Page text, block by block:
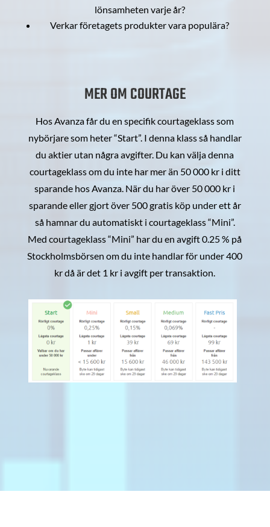
lönsamheten varje år?
Verkar företagets produkter vara populära?
MER OM COURTAGE
Hos Avanza får du en specifik courtageklass som
nybörjare som heter “Start”. I denna klass så handlar
du aktier utan några avgifter. Du kan välja denna
courtageklass om du inte har mer än 50 000 kr i ditt
sparande hos Avanza. När du har över 50 000 kr i
sparande eller gjort över 500 gratis köp under ett år
så hamnar du automatiskt i courtageklass “Mini”.
Med courtageklass “Mini” har du en avgift 0.25 % på
Stockholmsbörsen om du inte handlar för under 400
kr då är det 1 kr i avgift per transaktion.